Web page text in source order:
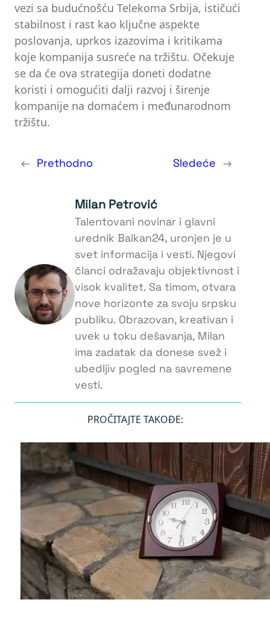
vezi sa budućnošću Telekoma Srbija, ističući
stabilnost i rast kao ključne aspekte
poslovanja, uprkos izazovima i kritikama
koje kompanija susreće na tržištu. Očekuje
se da će ova strategija doneti dodatne
koristi i omogućiti dalji razvoj i širenje
kompanije na domaćem i međunarodnom
tržištu.
← Prethodno Sledeće →
Milan Petrović
Talentovani novinar i glavni
urednik Balkan24, uronjen je u
svet informacija i vesti. Njegovi
članci odražavaju objektivnost i
visok kvalitet. Sa timom, otvara
nove horizonte za svoju srpsku
publiku. Obrazovan, kreativan i
uvek u toku dešavanja, Milan
ima zadatak da donese svež i
ubedljiv pogled na savremene
vesti.
PROČITAJTE TAKOĐE: